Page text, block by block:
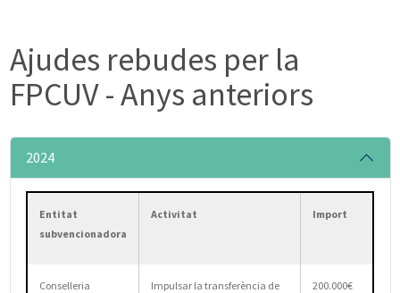
Ajudes rebudes per la
FPCUV - Anys anteriors
2024
Entitat
subvencionadora
Activitat Import
Conselleria
Impulsar la transferència de
200.000€